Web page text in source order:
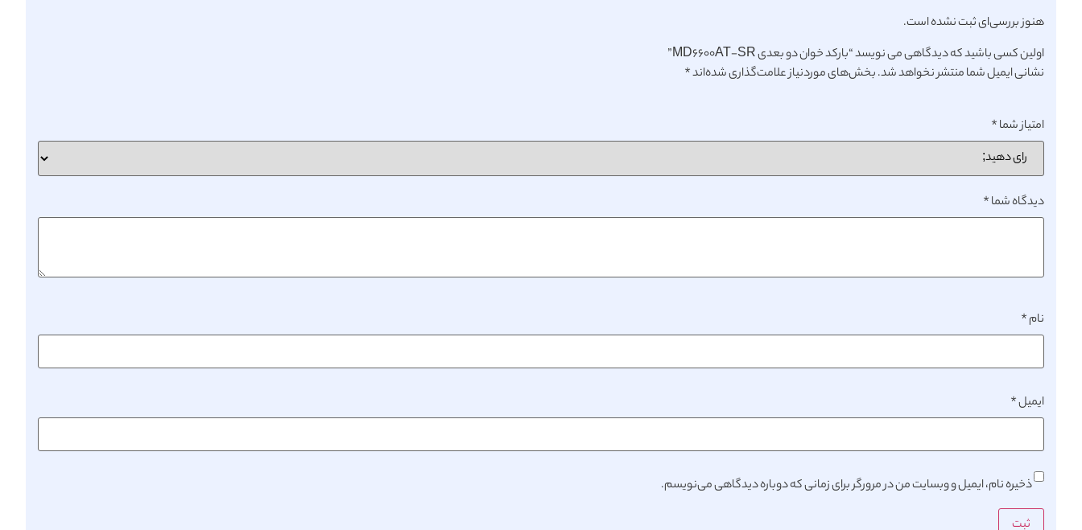
هنوز بررسی‌ای ثبت نشده است.
اولین کسی باشید که دیدگاهی می نویسد “بارکد خوان دو بعدی MD6600AT-SR”
نشانی ایمیل شما منتشر نخواهد شد.بخش‌های موردنیاز علامت‌گذاری شده‌اند*
امتیاز شما*
دیدگاه شما*
نام*
ایمیل*
ذخیره نام، ایمیل و وبسایت من در مرورگر برای زمانی که دوباره دیدگاهی می‌نویسم.